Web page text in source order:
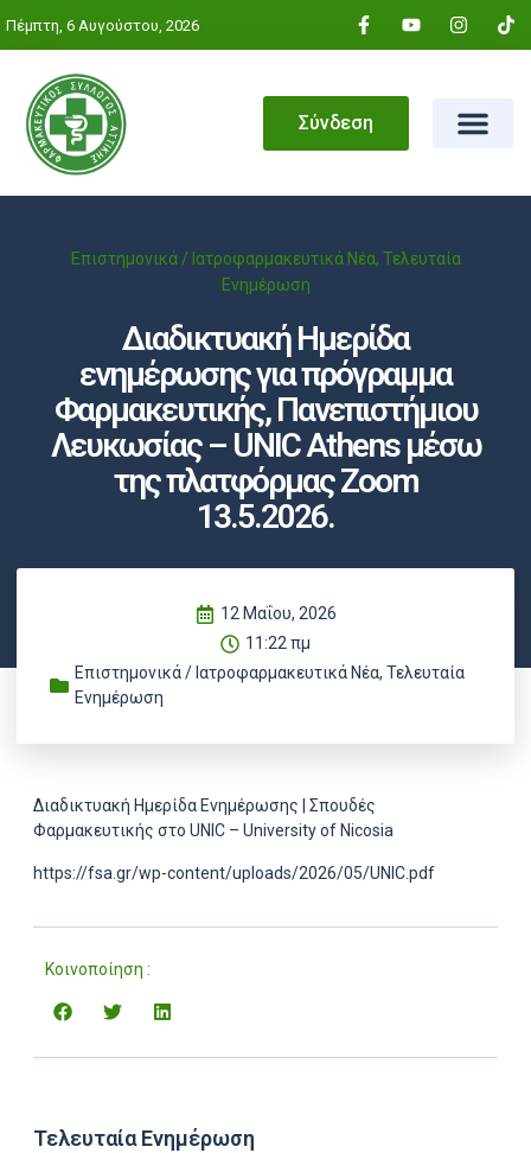
Πέμπτη, 6 Αυγούστου, 2026
Σύνδεση
Επιστημονικά / Ιατροφαρμακευτικά Νέα, Τελευταία
Ενημέρωση
Διαδικτυακή Ημερίδα
ενημέρωσης για πρόγραμμα
Φαρμακευτικής, Πανεπιστήμιου
Λευκωσίας – UNIC Athens μέσω
της πλατφόρμας Zoom
13.5.2026.
12 Μαΐου, 2026
11:22 πμ
Επιστημονικά / Ιατροφαρμακευτικά Νέα, Τελευταία
Ενημέρωση
Διαδικτυακή Ημερίδα Ενημέρωσης | Σπουδές
Φαρμακευτικής στο UNIC – University of Nicosia
https://fsa.gr/wp-content/uploads/2026/05/UNIC.pdf
Κοινοποίηση :
Τελευταία Ενημέρωση